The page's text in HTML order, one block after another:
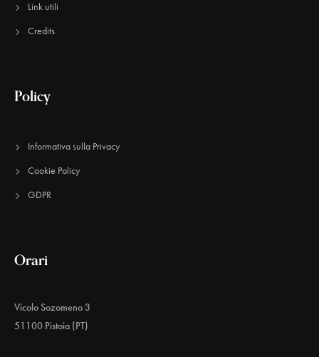
Link utili
Credits
Policy
Informativa sulla Privacy
Cookie Policy
GDPR
Orari
Vicolo Sozomeno 3
51100 Pistoia (PT)